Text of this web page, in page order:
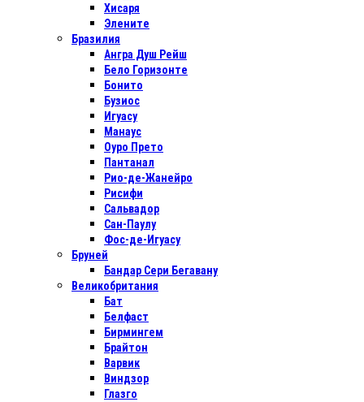
Хисаря
Элените
Бразилия
Ангра Душ Рейш
Бело Горизонте
Бонито
Бузиос
Игуасу
Манаус
Оуро Прето
Пантанал
Рио-де-Жанейро
Рисифи
Сальвадор
Сан-Паулу
Фос-де-Игуасу
Бруней
Бандар Сери Бегавану
Великобритания
Бат
Белфаст
Бирмингем
Брайтон
Варвик
Виндзор
Глазго